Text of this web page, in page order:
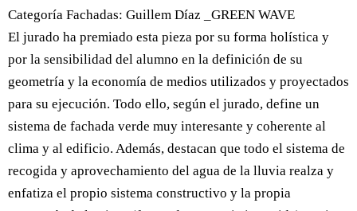
Categoría Fachadas: Guillem Díaz _GREEN WAVE
El jurado ha premiado esta pieza por su forma holística y
por la sensibilidad del alumno en la definición de su
geometría y la economía de medios utilizados y proyectados
para su ejecución. Todo ello, según el jurado, define un
sistema de fachada verde muy interesante y coherente al
clima y al edificio. Además, destacan que todo el sistema de
recogida y aprovechamiento del agua de la lluvia realza y
enfatiza el propio sistema constructivo y la propia